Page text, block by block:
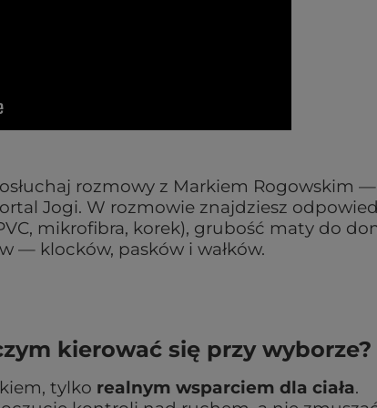
rozmowy z Markiem Rogowskim —
Jogi. W rozmowie znajdziesz
mikrofibra, korek), grubość maty do
— klocków, pasków i wałków.
kierować się przy wyborze?
tylko realnym wsparciem dla ciała.